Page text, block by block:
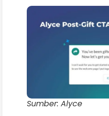
Sumber: Alyce